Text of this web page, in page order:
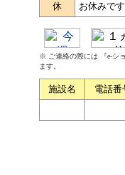
休
お休みです
※ ご連絡の際には 『e-シ
ます。
施設名 電話番